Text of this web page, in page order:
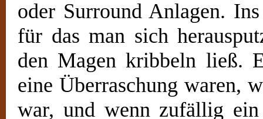
oder Surround Anlagen.
für das man sich
den Magen kribbeln ließ.
eine Überraschung waren,
war, und wenn zufällig